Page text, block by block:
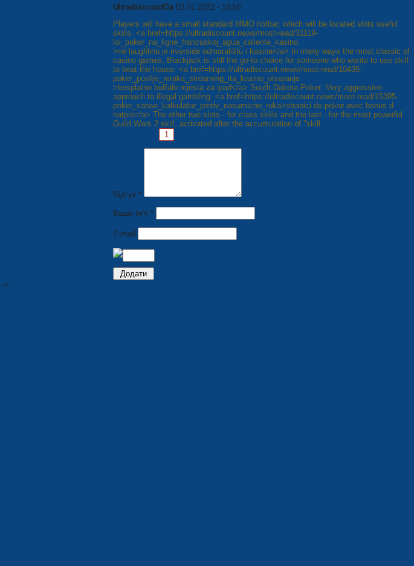
UltradiscountOa 02.01.2022 - 18:56
Players will have a small standard MMO hotbar, which will be located slots useful
skills. <a href=https://ultradiscount.news/most-read/31119-
loi_poker_na_ligne_francuskoj_agua_caliente_kasino
>ne laughlinu je riverside odmaralištu i kasina</a> In many ways the most classic of
casino games, Blackjack is still the go-to choice for someone who wants to use skill
to beat the house. <a href=https://ultradiscount.news/most-read/10435-
poker_poslije_mraka_streaming_ita_kazino_otvaranje
>besplatno buffalo mjesta za ipad</a> South Dakota Poker: Very aggressive
approach to illegal gambling. <a href=https://ultradiscount.news/most-read/15395-
poker_sanse_kalkulator_protiv_nasumicno_ruka>stranici de poker avec bonus d
natpis</a> The other two slots - for class skills and the last - for the most powerful
Guild Wars 2 skill, activated after the accumulation of "skill.
1
Відгук *
Ваше ім'я *
E-mail
-->